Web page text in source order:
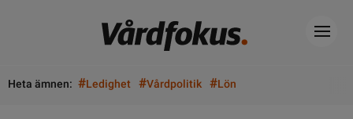
Heta ämnen: #Ledighet #Vårdpolitik #Lön